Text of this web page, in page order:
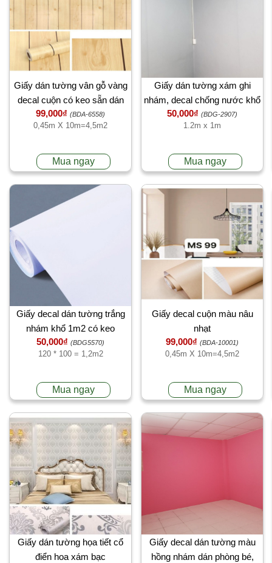
Giấy dán tường vân gỗ vàng
decal cuộn có keo sẵn dán
tường khổ 45cm x 10m
99,000₫ (BDA-6558)
0,45m X 10m=4,5m2
Mua ngay
Giấy dán tường xám ghi
nhám, decal chống nước khổ
1.2m x 1m, dán phòng khách,
phòng ngủ, bán lẻ 1 mét
50,000₫ (BDG-2907)
1.2m x 1m
Mua ngay
Giấy decal dán tường trắng
nhám khổ 1m2 có keo
50,000₫ (BDG5570)
120 * 100 = 1,2m2
Mua ngay
Giấy decal cuộn màu nâu
nhạt
99,000₫ (BDA-10001)
0,45m X 10m=4,5m2
Mua ngay
Giấy dán tường họa tiết cổ
điển hoa xám bạc
Giấy decal dán tường màu
hồng nhám dán phòng bé,